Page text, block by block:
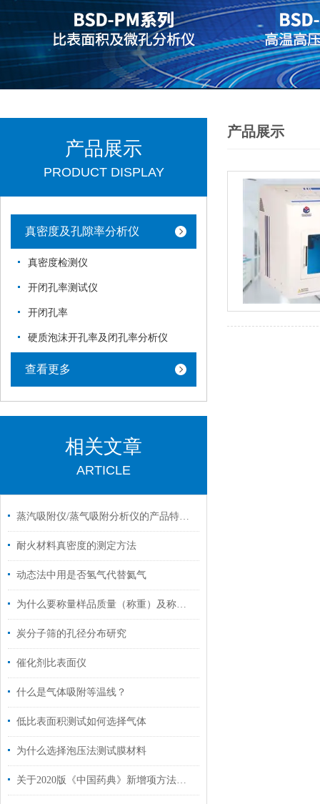
产品展示
PRODUCT DISPLAY
真密度及孔隙率分析仪
真密度检测仪
开闭孔率测试仪
开闭孔率
硬质泡沫开孔率及闭孔率分析仪
查看更多
相关文章
ARTICLE
蒸汽吸附仪/蒸气吸附分析仪的产品特征和测试方法
耐火材料真密度的测定方法
动态法中用是否氢气代替氦气
为什么要称量样品质量（称重）及称样量多大为好
炭分子筛的孔径分布研究
催化剂比表面仪
什么是气体吸附等温线？
低比表面积测试如何选择气体
为什么选择泡压法测试膜材料
关于2020版《中国药典》新增项方法解读与仪器解决方案
产品展示